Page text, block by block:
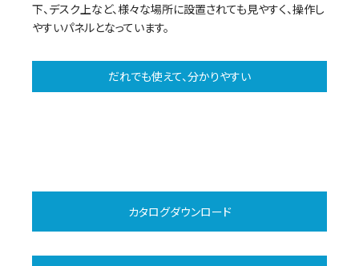
下、デスク上など、様々な場所に設置されても見やすく、操作し
やすいパネルとなっています。
だれでも使えて、分かりやすい
カタログダウンロード